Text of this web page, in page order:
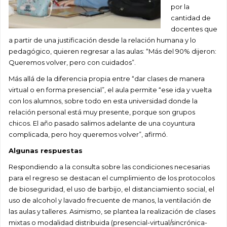
por la
cantidad de
docentes que
a partir de una justificación desde la relación humana y lo
pedagógico, quieren regresar a las aulas: “Más del 90% dijeron:
Queremos volver, pero con cuidados”.
Más allá de la diferencia propia entre “dar clases de manera
virtual o en forma presencial”, el aula permite “ese ida y vuelta
con los alumnos, sobre todo en esta universidad donde la
relación personal está muy presente, porque son grupos
chicos. El año pasado salimos adelante de una coyuntura
complicada, pero hoy queremos volver”, afirmó.
Algunas respuestas
Respondiendo a la consulta sobre las condiciones necesarias
para el regreso se destacan el cumplimiento de los protocolos
de bioseguridad, el uso de barbijo, el distanciamiento social, el
uso de alcohol y lavado frecuente de manos, la ventilación de
las aulas y talleres. Asimismo, se plantea la realización de clases
mixtas o modalidad distribuida (presencial-virtual/sincrónica-